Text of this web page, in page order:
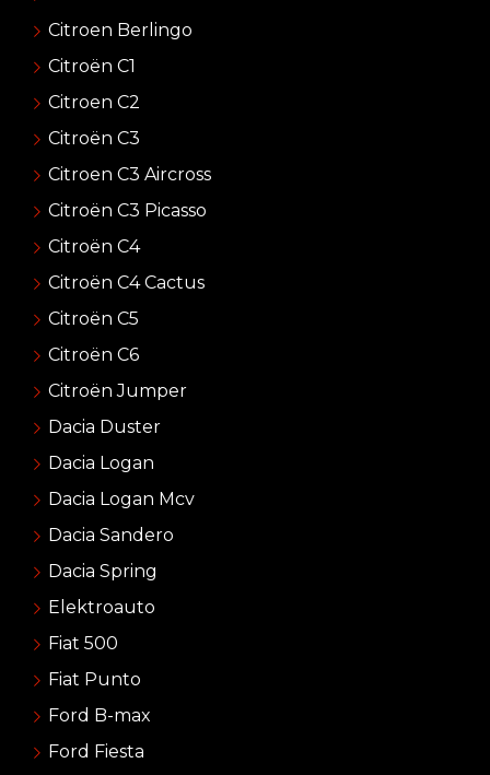
Citroen Berlingo
Citroën C1
Citroen C2
Citroën C3
Citroen C3 Aircross
Citroën C3 Picasso
Citroën C4
Citroën C4 Cactus
Citroën C5
Citroën C6
Citroën Jumper
Dacia Duster
Dacia Logan
Dacia Logan Mcv
Dacia Sandero
Dacia Spring
Elektroauto
Fiat 500
Fiat Punto
Ford B-max
Ford Fiesta